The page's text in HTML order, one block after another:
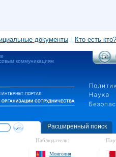
документы Кто есть кто?
коммуникациям
Расширенный поиск
Наблюдатели:
Монголия